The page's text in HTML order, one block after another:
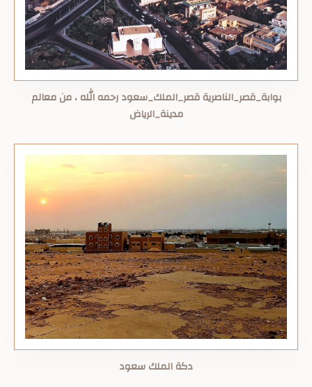
بوابة_قصر_الناصرية قصر_الملك_سعود رحمه الله ، من معالم
مدينة_الرياض
دكة الملك سعود